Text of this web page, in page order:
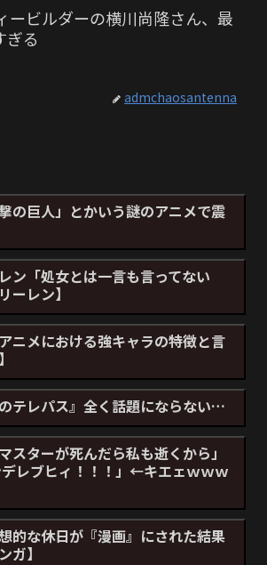
ービルダーの横川尚隆さん、最
ぎる
admchaosantenna
の巨人」とかいう謎のアニメで震
ン「処女とは一言も言ってない
ーレン】
ニメにおける強キャラの特徴と言
のテレパス』全く話題にならない…
スターが死んだら私も逝くから」
レブヒィ！！！」←キエェｗｗｗ
的な休日が『漫画』にされた結果
ガ】